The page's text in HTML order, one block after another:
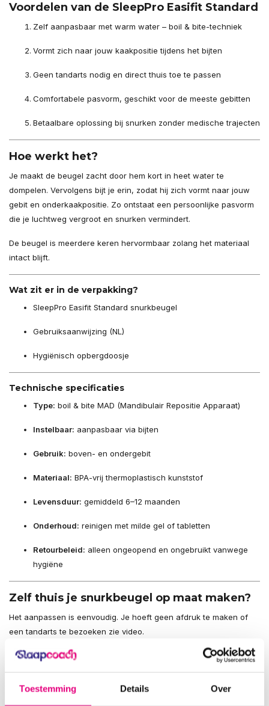
Toestemming Details Over
Voordelen van de SleepPro Easifit Standard
Zelf aanpasbaar met warm water – boil & bite-techniek
Vormt zich naar jouw kaakpositie tijdens het bijten
Geen tandarts nodig en direct thuis toe te passen
Comfortabele pasvorm, geschikt voor de meeste gebitten
Betaalbare oplossing bij snurken zonder medische trajecten
Hoe werkt het?
Je maakt de beugel zacht door hem kort in heet water te
dompelen. Vervolgens bijt je erin, zodat hij zich vormt naar jouw
gebit en onderkaakpositie. Zo ontstaat een persoonlijke pasvorm
die je luchtweg vergroot en snurken vermindert.
De beugel is meerdere keren hervormbaar zolang het materiaal
intact blijft.
Wat zit er in de verpakking?
SleepPro Easifit Standard snurkbeugel
Gebruiksaanwijzing (NL)
Hygiënisch opbergdoosje
Technische specificaties
Type: boil & bite MAD (Mandibulair Repositie Apparaat)
Instelbaar: aanpasbaar via bijten
Gebruik: boven- en ondergebit
Materiaal: BPA-vrij thermoplastisch kunststof
Levensduur: gemiddeld 6–12 maanden
Onderhoud: reinigen met milde gel of tabletten
Retourbeleid: alleen ongeopend en ongebruikt vanwege
hygiëne
Zelf thuis je snurkbeugel op maat maken?
Het aanpassen is eenvoudig. Je hoeft geen afdruk te maken of
een tandarts te bezoeken zie video.